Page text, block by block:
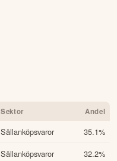
Sektor Andel
Sällanköpsvaror 35.1%
Sällanköpsvaror 32.2%